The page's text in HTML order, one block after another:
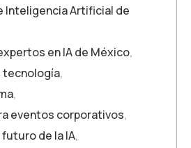
Inteligencia Artificial de
en IA de México,
tecnología,
,
eventos corporativos,
de la IA,